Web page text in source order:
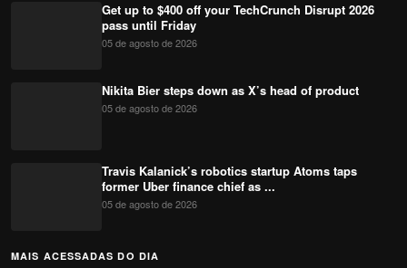
Get up to $400 off your TechCrunch Disrupt 2026
pass until Friday
05 de agosto de 2026
Nikita Bier steps down as X’s head of product
05 de agosto de 2026
Travis Kalanick’s robotics startup Atoms taps
former Uber finance chief as ...
05 de agosto de 2026
MAIS ACESSADAS DO DIA